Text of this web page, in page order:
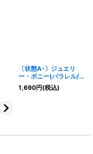
〔状態A-〕ジュエリ
ー・ボニー(パラレル/フ
ルアート)【C/P】
{ST21-004}
1,690円(税込)